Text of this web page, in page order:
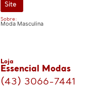
Site
Sobre:
Moda Masculina
Loja
Essencial Modas
(43) 3066-7441